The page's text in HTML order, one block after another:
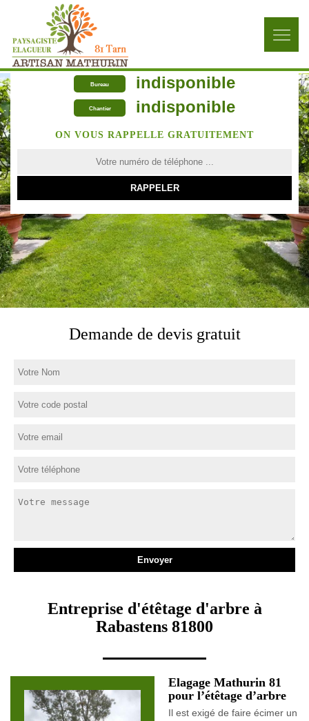
Bureau indisponible
Chantier indisponible
ON VOUS RAPPELLE GRATUITEMENT
Demande de devis gratuit
Entreprise d'étêtage d'arbre à
Rabastens 81800
Elagage Mathurin 81
pour l’étêtage d’arbre
Il est exigé de faire écimer un